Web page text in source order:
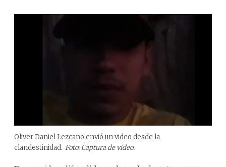
Oliver Daniel Lezcano envió un video desde la
clandestinidad. Foto: Captura de video.